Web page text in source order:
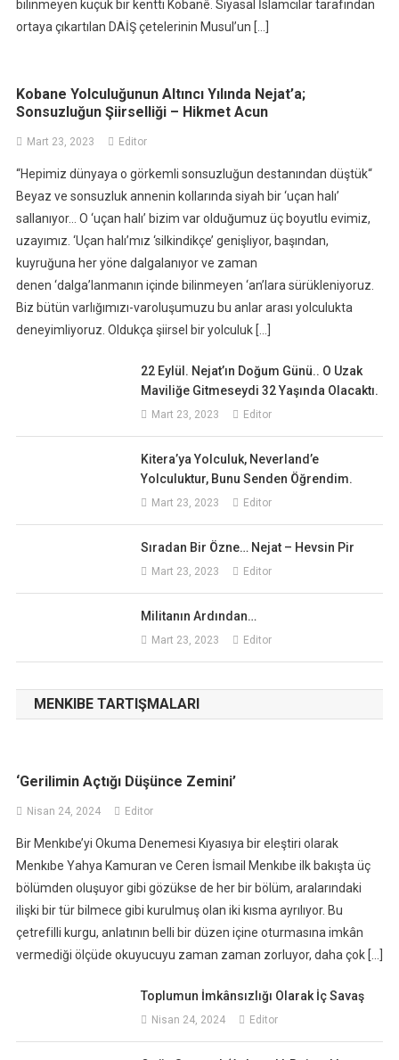
bilinmeyen küçük bir kentti Kobanê. Siyasal İslamcılar tarafından
ortaya çıkartılan DAİŞ çetelerinin Musul’un […]
Kobane Yolculuğunun Altıncı Yılında Nejat’a;
Sonsuzluğun Şiirselliği – Hikmet Acun
Mart 23, 2023 Editor
“Hepimiz dünyaya o görkemli sonsuzluğun destanından düştük“
Beyaz ve sonsuzluk annenin kollarında siyah bir ‘uçan halı’
sallanıyor… O ‘uçan halı’ bizim var olduğumuz üç boyutlu evimiz,
uzayımız. ‘Uçan halı’mız ‘silkindikçe’ genişliyor, başından,
kuyruğuna her yöne dalgalanıyor ve zaman
denen ‘dalga’lanmanın içinde bilinmeyen ‘an’lara sürükleniyoruz.
Biz bütün varlığımızı-varoluşumuzu bu anlar arası yolculukta
deneyimliyoruz. Oldukça şiirsel bir yolculuk […]
22 Eylül. Nejat’ın Doğum Günü.. O Uzak
Maviliğe Gitmeseydi 32 Yaşında Olacaktı.
Mart 23, 2023 Editor
Kitera’ya Yolculuk, Neverland’e
Yolculuktur, Bunu Senden Öğrendim.
Mart 23, 2023 Editor
Sıradan Bir Özne… Nejat – Hevsin Pir
Mart 23, 2023 Editor
Militanın Ardından…
Mart 23, 2023 Editor
MENKIBE TARTIŞMALARI
‘Gerilimin Açtığı Düşünce Zemini’
Nisan 24, 2024 Editor
Bir Menkıbe’yi Okuma Denemesi Kıyasıya bir eleştiri olarak
Menkıbe Yahya Kamuran ve Ceren İsmail Menkıbe ilk bakışta üç
bölümden oluşuyor gibi gözükse de her bir bölüm, aralarındaki
ilişki bir tür bilmece gibi kurulmuş olan iki kısma ayrılıyor. Bu
çetrefilli kurgu, anlatının belli bir düzen içine oturmasına imkân
vermediği ölçüde okuyucuyu zaman zaman zorluyor, daha çok […]
Toplumun İmkânsızlığı Olarak İç Savaş
Nisan 24, 2024 Editor